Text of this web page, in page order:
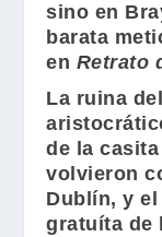
sino en
barata
en Retrato
La ruina
de la
volvieron
Dublín, y
gratuíta de